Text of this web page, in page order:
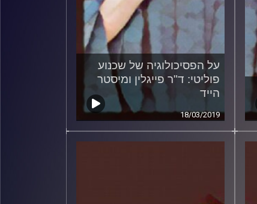
על הפסיכולוגיה של שכנוע
פוליטי: ד"ר פייגלין ומיסטר
הייד
18/03/2019